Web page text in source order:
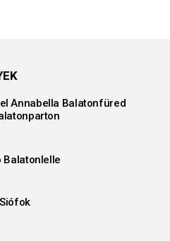
Annabella Balatonfüred
Balatonlelle